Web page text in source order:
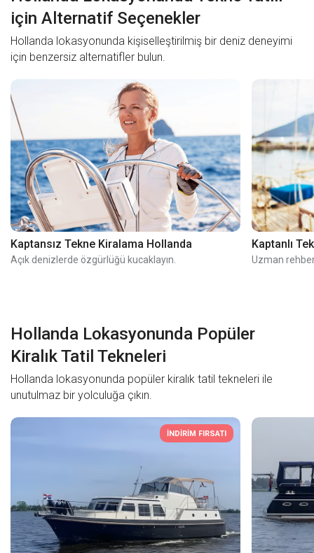
için Alternatif Seçenekler
Hollanda lokasyonunda kişiselleştirilmiş bir deniz deneyimi
için benzersiz alternatifler bulun.
Kaptansız Tekne Kiralama Hollanda
Açık denizlerde özgürlüğü kucaklayın.
Kaptanlı
Uzman
Hollanda Lokasyonunda Popüler
Kiralık Tatil Tekneleri
Hollanda lokasyonunda popüler kiralık tatil tekneleri ile
unutulmaz bir yolculuğa çıkın.
İNDİRİM FIRSATI